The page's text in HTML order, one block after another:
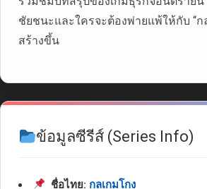
ชัยชนะและใครจะต้องพ่ายแพ้ให้กับ “ก
สร้างขึ้น
ข้อมูลซีรีส์ (Series Info)
ชื่อไทย: กลเกมโกง